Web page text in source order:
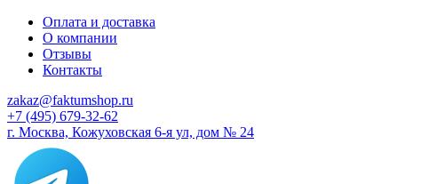
Оплата и доставка
О компании
Отзывы
Контакты
zakaz@faktumshop.ru
+7 (495) 679-32-62
г. Москва, Кожуховская 6-я ул, дом № 24